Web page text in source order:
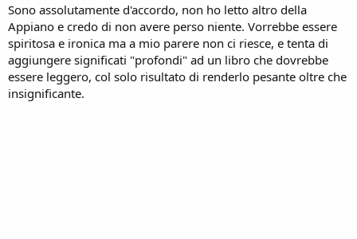
Sono assolutamente d'accordo, non ho letto altro della
Appiano e credo di non avere perso niente. Vorrebbe essere
spiritosa e ironica ma a mio parere non ci riesce, e tenta di
aggiungere significati "profondi" ad un libro che dovrebbe
essere leggero, col solo risultato di renderlo pesante oltre che
insignificante.